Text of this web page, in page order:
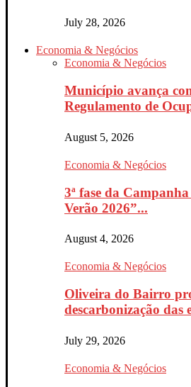
July 28, 2026
Economia & Negócios
Economia & Negócios
Município avança
Regulamento de
August 5, 2026
Economia & Negócios
3ª fase da
Verão 2026”...
August 4, 2026
Economia & Negócios
Oliveira do Bairro
descarbonização das
July 29, 2026
Economia & Negócios